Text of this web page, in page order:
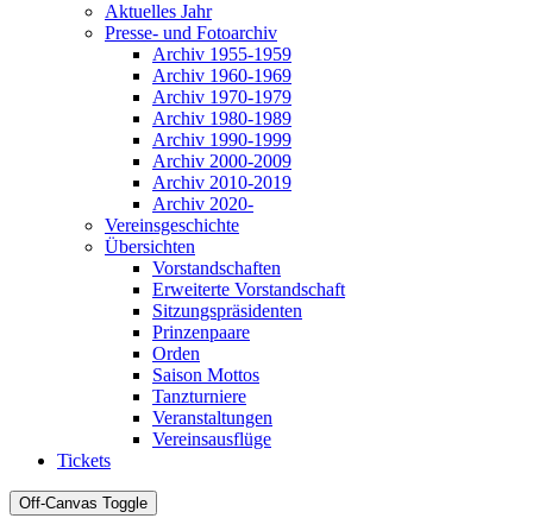
Aktuelles Jahr
Presse- und Fotoarchiv
Archiv 1955-1959
Archiv 1960-1969
Archiv 1970-1979
Archiv 1980-1989
Archiv 1990-1999
Archiv 2000-2009
Archiv 2010-2019
Archiv 2020-
Vereinsgeschichte
Übersichten
Vorstandschaften
Erweiterte Vorstandschaft
Sitzungspräsidenten
Prinzenpaare
Orden
Saison Mottos
Tanzturniere
Veranstaltungen
Vereinsausflüge
Tickets
Off-Canvas Toggle